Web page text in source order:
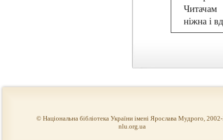
Читачам
ніжна і
© Національна бібліотека України імені Ярослава Мудрого,
nlu.org.ua